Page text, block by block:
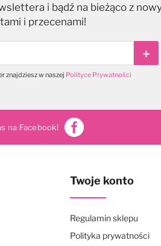
i bądź na bieżąco z
i przecenami!
znajdziesz w naszej Polityce Prywatności
na Facebook!
Twoje konto
Regulamin sklepu
Polityka prywatności